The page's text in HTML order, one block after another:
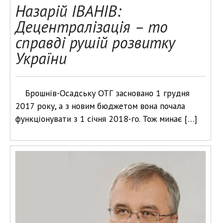
Назарій ІВАНІВ:
Децентралізація – то
справді рушій розвитку
України
Брошнів-Осадську ОТГ засновано 1 грудня
2017 року, а з новим бюджетом вона почала
функціонувати з 1 січня 2018-го. Тож минає […]